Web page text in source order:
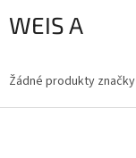
WEIS A
Žádné produkty značky